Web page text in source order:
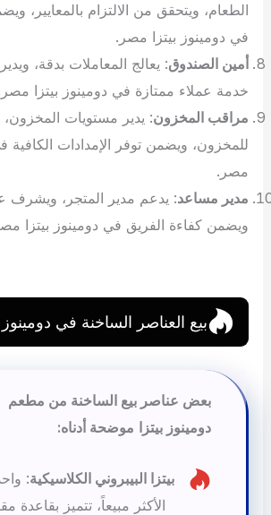
الطعام، ويتحقق من الالتزام بالمعايير،
في دومينوز بيتزا مصر.
أمين الصندوق: يعالج المعاملات بدقة،
خدمة عملاء ممتازة في دومينوز بيتزا
مراقب المخزون: يدير مستويات
للمخزون، ويضمن توفر الإمدادات الكافية
مصر.
مدير مساعد: يدعم مدير المتجر، ويشرف
ويضمن كفاءة الفريق في دومينوز بيتزا
بيع العناصر الساخنة في
بعض عناصر بيع الساخنة من مطعم
دومينوز بيتزا
موضحة أدناه:
بيتزا البيبروني الكلاسيكية:
الأكثر مبيعاً، تتميز بقاعدة